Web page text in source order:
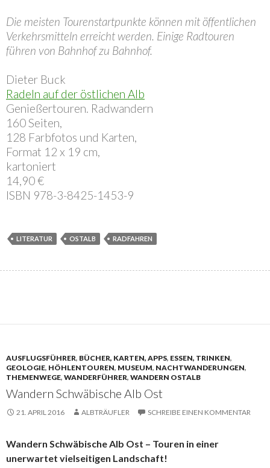
Die meisten Tourenstartpunkte können mit öffentlichen
Verkehrsmitteln erreicht werden. Einige Radtouren
führen von Bahnhof zu Bahnhof.
Dieter Buck
Radeln auf der östlichen Alb
Genießertouren. Radwandern
160 Seiten,
128 Farbfotos und Karten,
Format 12 x 19 cm,
kartoniert
14,90 €
ISBN 978-3-8425-1453-9
LITERATUR OSTALB RADFAHREN
AUSFLUGSFÜHRER, BÜCHER, KARTEN, APPS, ESSEN, TRINKEN,
GEOLOGIE, HÖHLENTOUREN, MUSEUM, NACHTWANDERUNGEN,
THEMENWEGE, WANDERFÜHRER, WANDERN OSTALB
Wandern Schwäbische Alb Ost
21. APRIL 2016 ALBTRÄUFLER SCHREIBE EINEN KOMMENTAR
Wandern Schwäbische Alb Ost – Touren in einer
unerwartet vielseitigen Landschaft!